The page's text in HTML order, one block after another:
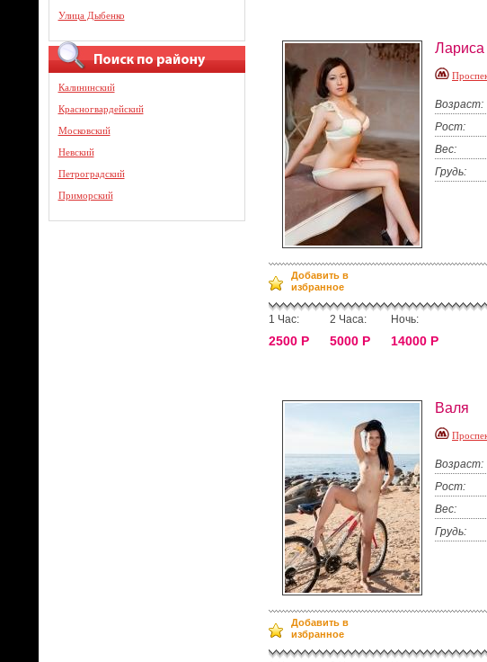
Улица Дыбенко
Калининский
Красногвардейский
Московский
Невский
Петроградский
Приморский
Лариса
Возраст:
Рост:
Вес:
Грудь:
Добавить в
избранное
1 Час:
2500 Р
2 Часа:
5000 Р
Ночь:
14000 Р
Валя
Возраст:
Рост:
Вес:
Грудь:
Добавить в
избранное